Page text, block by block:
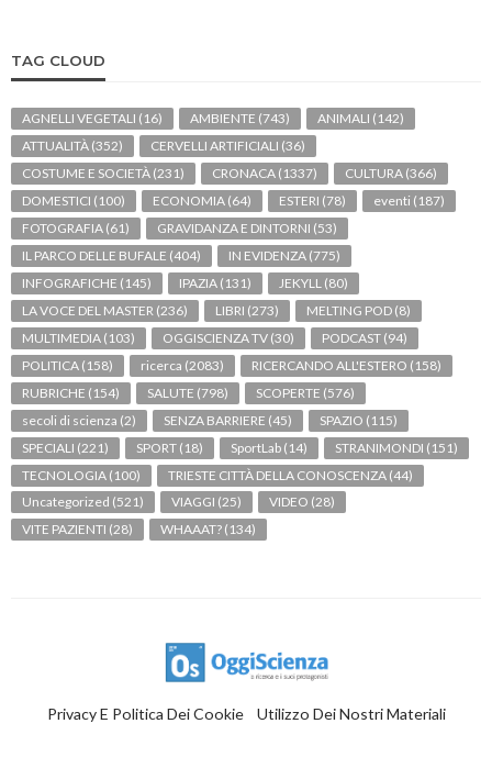
TAG CLOUD
AGNELLI VEGETALI (16) AMBIENTE (743) ANIMALI (142)
ATTUALITÀ (352) CERVELLI ARTIFICIALI (36)
COSTUME E SOCIETÀ (231) CRONACA (1337) CULTURA (366)
DOMESTICI (100) ECONOMIA (64) ESTERI (78) eventi (187)
FOTOGRAFIA (61) GRAVIDANZA E DINTORNI (53)
IL PARCO DELLE BUFALE (404) IN EVIDENZA (775)
INFOGRAFICHE (145) IPAZIA (131) JEKYLL (80)
LA VOCE DEL MASTER (236) LIBRI (273) MELTING POD (8)
MULTIMEDIA (103) OGGISCIENZA TV (30) PODCAST (94)
POLITICA (158) ricerca (2083) RICERCANDO ALL'ESTERO (158)
RUBRICHE (154) SALUTE (798) SCOPERTE (576)
secoli di scienza (2) SENZA BARRIERE (45) SPAZIO (115)
SPECIALI (221) SPORT (18) SportLab (14) STRANIMONDI (151)
TECNOLOGIA (100) TRIESTE CITTÀ DELLA CONOSCENZA (44)
Uncategorized (521) VIAGGI (25) VIDEO (28)
VITE PAZIENTI (28) WHAAAT? (134)
Privacy E Politica Dei Cookie Utilizzo Dei Nostri Materiali